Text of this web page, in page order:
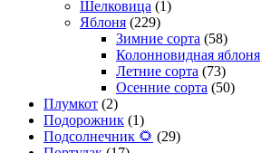
Шелковица (1)
Яблоня (229)
Зимние сорта (58)
Колонновидная яблоня
Летние сорта (73)
Осенние сорта (50)
Плумкот (2)
Подорожник (1)
Подсолнечник 🌻 (29)